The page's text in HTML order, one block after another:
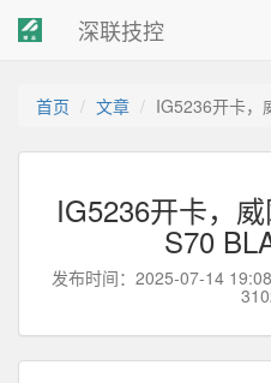
深联技控
首页 文章 IG5236开卡，
IG5236开卡，
S70
发布时间：2025-07-14